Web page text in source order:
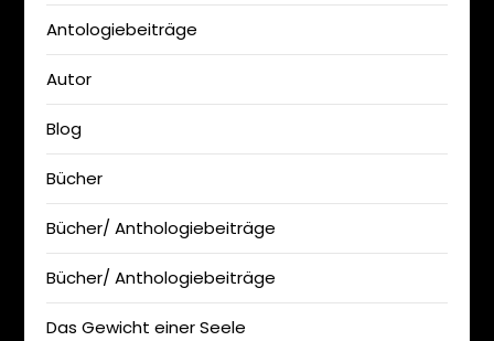
Antologiebeiträge
Autor
Blog
Bücher
Bücher/ Anthologiebeiträge
Bücher/ Anthologiebeiträge
Das Gewicht einer Seele